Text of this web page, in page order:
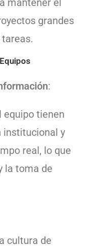
mantener el
grandes
:
equipo tienen
institucional y
real, lo que
la toma de
cultura de